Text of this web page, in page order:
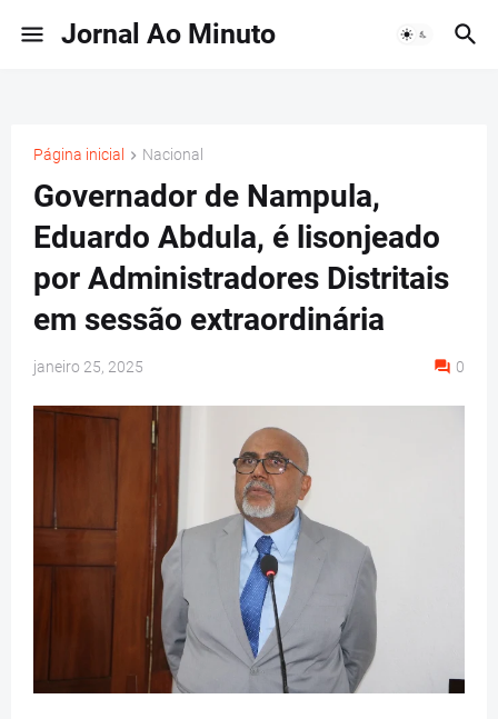
Jornal Ao Minuto
Página inicial Nacional
Governador de Nampula,
Eduardo Abdula, é lisonjeado
por Administradores Distritais
em sessão extraordinária
janeiro 25, 2025 0